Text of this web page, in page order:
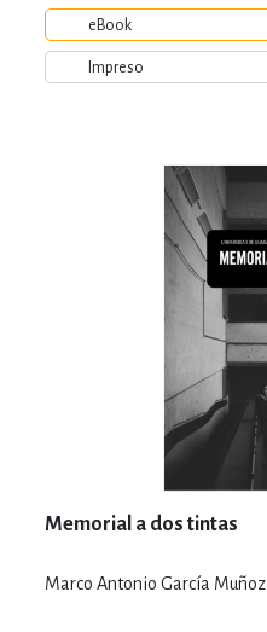
eBook
Impreso
Memorial a dos tintas
Marco Antonio García Muñoz